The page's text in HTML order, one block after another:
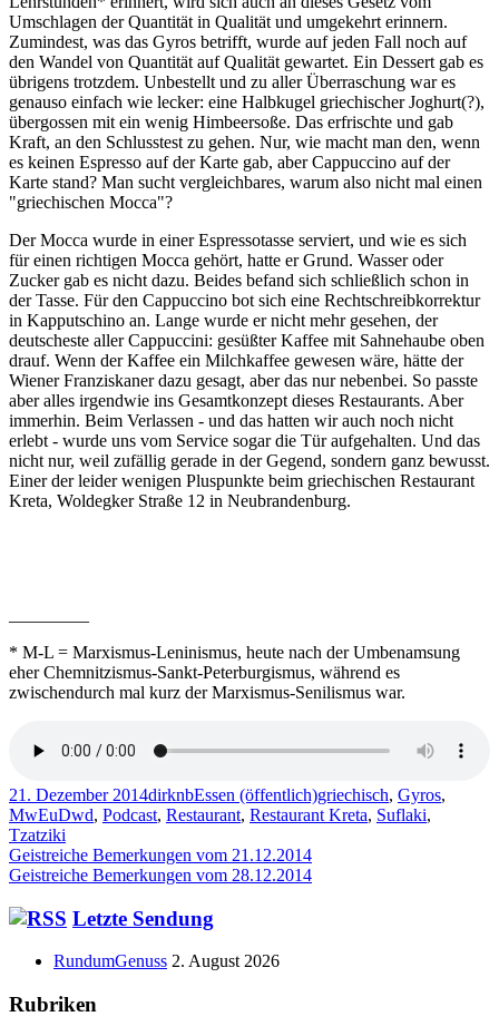
Umschlagen der Quantität in Qualität und umgekehrt erinnern.
Zumindest, was das Gyros betrifft, wurde auf jeden Fall noch auf
den Wandel von Quantität auf Qualität gewartet. Ein Dessert gab es
übrigens trotzdem. Unbestellt und zu aller Überraschung war es
genauso einfach wie lecker: eine Halbkugel griechischer Joghurt(?),
übergossen mit ein wenig Himbeersoße. Das erfrischte und gab
Kraft, an den Schlusstest zu gehen. Nur, wie macht man den, wenn
es keinen Espresso auf der Karte gab, aber Cappuccino auf der
Karte stand? Man sucht vergleichbares, warum also nicht mal einen
"griechischen Mocca"?
Der Mocca wurde in einer Espressotasse serviert, und wie es sich
für einen richtigen Mocca gehört, hatte er Grund. Wasser oder
Zucker gab es nicht dazu. Beides befand sich schließlich schon in
der Tasse. Für den Cappuccino bot sich eine Rechtschreibkorrektur
in Kapputschino an. Lange wurde er nicht mehr gesehen, der
deutscheste aller Cappuccini: gesüßter Kaffee mit Sahnehaube oben
drauf. Wenn der Kaffee ein Milchkaffee gewesen wäre, hätte der
Wiener Franziskaner dazu gesagt, aber das nur nebenbei. So passte
aber alles irgendwie ins Gesamtkonzept dieses Restaurants. Aber
immerhin. Beim Verlassen - und das hatten wir auch noch nicht
erlebt - wurde uns vom Service sogar die Tür aufgehalten. Und das
nicht nur, weil zufällig gerade in der Gegend, sondern ganz bewusst.
Einer der leider wenigen Pluspunkte beim griechischen Restaurant
Kreta, Woldegker Straße 12 in Neubrandenburg.
* M-L = Marxismus-Leninismus, heute nach der Umbenamsung
eher Chemnitzismus-Sankt-Peterburgismus, während es
zwischendurch mal kurz der Marxismus-Senilismus war.
Veröffentlicht
am
21. Dezember 2014Autor
dirknbKategorien
Essen (öffentlich)Schlagwörter
griechisch, Gyros,
MwEuDwd, Podcast, Restaurant, Restaurant Kreta, Suflaki,
Tzatziki
Beitragsnavigation
Vorheriger
Beitrag:
Geistreiche Bemerkungen vom 21.12.2014
Nächster
Geistreiche Bemerkungen vom 28.12.2014
Haupt-
Seitenleiste
Letzte Sendung
RundumGenuss 2. August 2026
Rubriken